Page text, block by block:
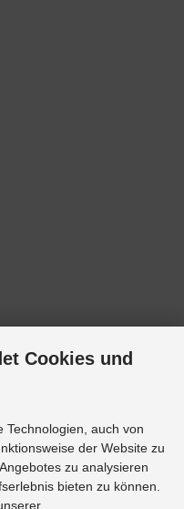
Cookies und
Technologien, auch von
der Website zu
zu analysieren
bieten zu können.